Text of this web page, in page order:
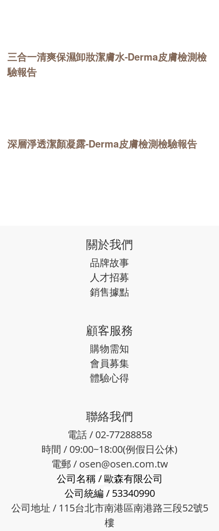
三合一清爽保濕卸妝潔膚水-Derma皮膚檢測檢
驗報告
深層淨透潔顏凝露-Derma皮膚檢測檢驗報告
關於我們
品牌故事
人才招募
銷售據點
顧客服務
購物需知
會員募集
體驗心得
聯絡我們
電話 / 02-77288858
時間 / 09:00~18:00(例假日公休)
電郵 / osen@osen.com.tw
公司名稱/歐森有限公司
公司統編 / 53340990
公司地址 / 115台北市南港區南港路三段52號5
樓